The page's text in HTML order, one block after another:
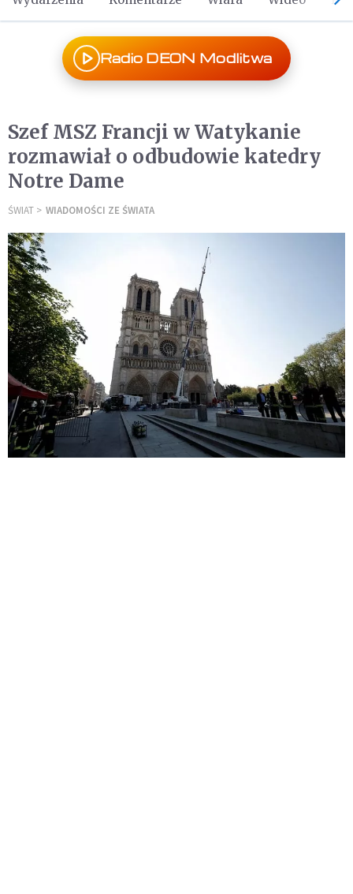
Radio DEON Modlitwa
Szef MSZ Francji w Watykanie
rozmawiał o odbudowie katedry
Notre Dame
ŚWIAT WIADOMOŚCI ZE ŚWIATA